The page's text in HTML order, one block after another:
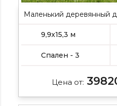
Маленький деревянный
9,9х15,3 м
Спален - 3
Цена от: